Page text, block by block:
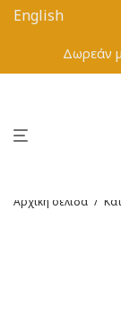
Δωρεάν
Αρχική σελίδα /